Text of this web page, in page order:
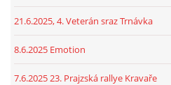
21.6.2025, 4. Veterán sraz Trnávka
8.6.2025 Emotion
7.6.2025 23. Prajzská rallye Kravaře